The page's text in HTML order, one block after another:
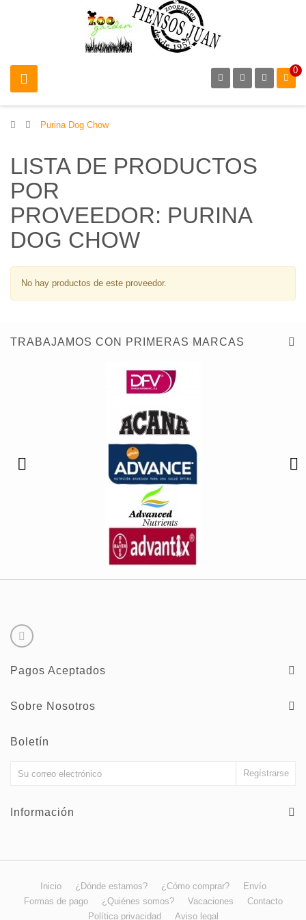
0
> Purina Dog Chow
LISTA DE PRODUCTOS
POR
PROVEEDOR: PURINA
DOG CHOW
No hay productos de este proveedor.
TRABAJAMOS CON PRIMERAS MARCAS
Pagos Aceptados
Sobre Nosotros
Boletín
Información
Inicio ¿Dónde estamos? ¿Cómo comprar?
Envío
Formas de pago
¿Quiénes somos? Vacaciones
Contacto
Política privacidad
Aviso legal